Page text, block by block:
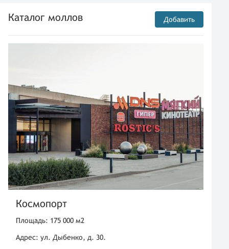
Каталог моллов Добавить
Космопорт
Площадь: 175 000 м2
Адрес: ул. Дыбенко, д. 30.